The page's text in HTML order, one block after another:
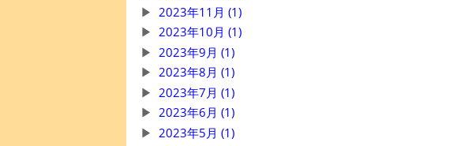
2023年11月 (1)
2023年10月 (1)
2023年9月 (1)
2023年8月 (1)
2023年7月 (1)
2023年6月 (1)
2023年5月 (1)